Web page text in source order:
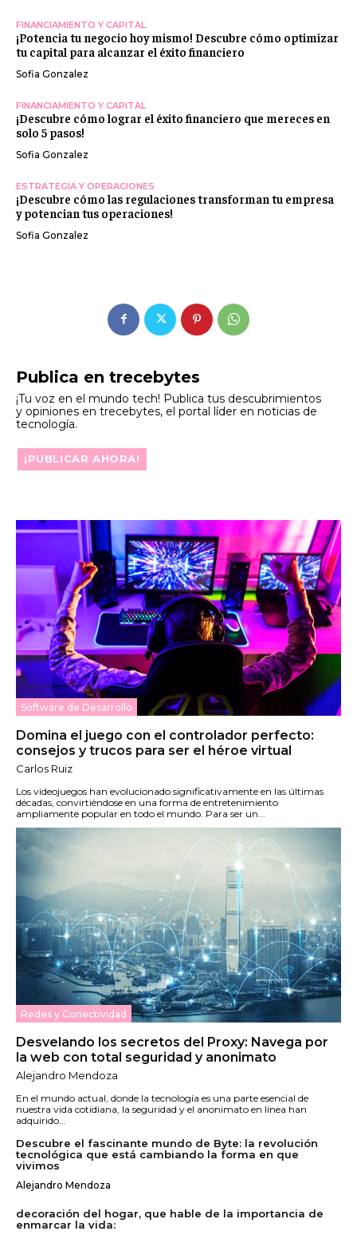
Publica en trecebytes
¡Tu voz en el mundo tech! Publica tus descubrimientos
y opiniones en trecebytes, el portal líder en noticias de
tecnología.
¡PUBLICAR AHORA!
Software de Desarrollo
Domina el juego con el controlador perfecto:
consejos y trucos para ser el héroe virtual
Carlos Ruiz
Los videojuegos han evolucionado significativamente en las últimas
décadas, convirtiéndose en una forma de entretenimiento
ampliamente popular en todo el mundo. Para ser un...
Redes y Conectividad
Desvelando los secretos del Proxy: Navega por
la web con total seguridad y anonimato
Alejandro Mendoza
En el mundo actual, donde la tecnología es una parte esencial de
nuestra vida cotidiana, la seguridad y el anonimato en línea han
adquirido...
Descubre el fascinante mundo de Byte: la revolución
tecnológica que está cambiando la forma en que
vivimos
Alejandro Mendoza
decoración del hogar, que hable de la importancia de
enmarcar la vida:
FINANCIAMIENTO Y CAPITAL
¡Potencia tu negocio hoy mismo! Descubre cómo optimizar
tu capital para alcanzar el éxito financiero
Sofia Gonzalez
FINANCIAMIENTO Y CAPITAL
¡Descubre cómo lograr el éxito financiero que mereces en
solo 5 pasos!
Sofia Gonzalez
ESTRATEGIA Y OPERACIONES
¡Descubre cómo las regulaciones transforman tu empresa
y potencian tus operaciones!
Sofia Gonzalez